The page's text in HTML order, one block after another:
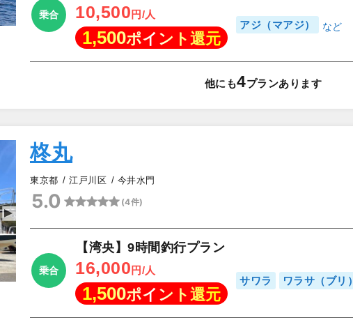
乗合 10,500 円/人
1,500ポイント還元
アジ（マアジ）
他にも4プランあります
▲
柊丸
東京都 江戸川区 今井水門
5.0 (4件)
乗合
【湾央】9時間釣行プラン
16,000 円/人
1,500ポイント還元
サワラ ワラサ（ブリ）